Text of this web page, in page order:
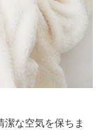
な空気を保ちま